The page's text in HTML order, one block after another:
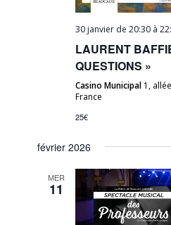
30 janvier de 20:30 à
LAURENT
QUESTIONS »
Casino Municipal 1,
France
25€
février 2026
MER
11